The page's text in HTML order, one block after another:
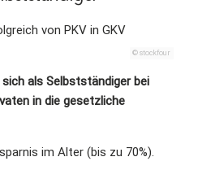
© stockfour
als Selbstständiger bei
in die gesetzliche
im Alter (bis zu 70%).